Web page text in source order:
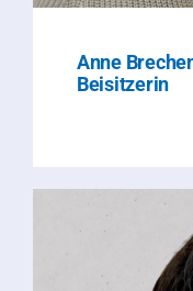
Anne
Beisitzerin